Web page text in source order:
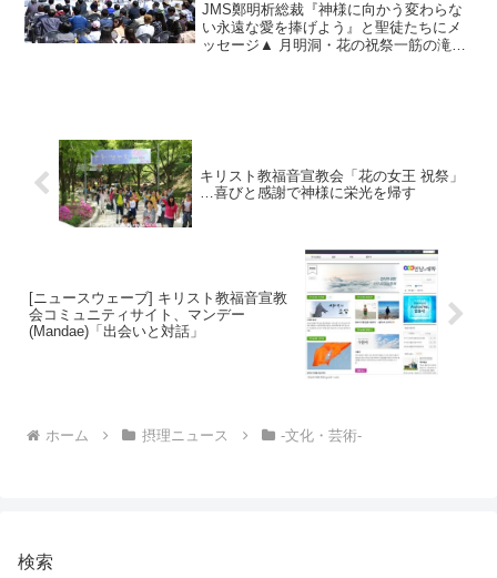
JMS鄭明析総裁『神様に向かう変わらな
い永遠な愛を捧げよう』と聖徒たちにメ
ッセージ▲ 月明洞・花の祝祭一筋の滝の
キリスト教福音宣教会「花の女王 祝祭」
…喜びと感謝で神様に栄光を帰す
[ニュースウェーブ] キリスト教福音宣教
会コミュニティサイト、マンデー
(Mandae)「出会いと対話」
ホーム 摂理ニュース -文化・芸術-
検索